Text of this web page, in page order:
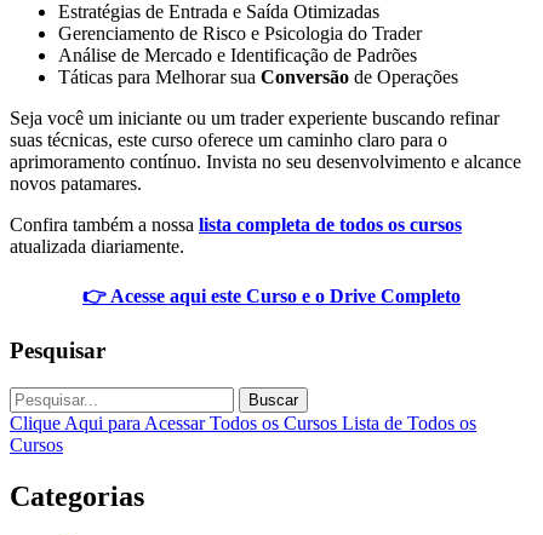
Estratégias de Entrada e Saída Otimizadas
Gerenciamento de Risco e Psicologia do Trader
Análise de Mercado e Identificação de Padrões
Táticas para Melhorar sua Conversão de Operações
Seja você um iniciante ou um trader experiente buscando refinar
suas técnicas, este curso oferece um caminho claro para o
aprimoramento contínuo. Invista no seu desenvolvimento e alcance
novos patamares.
Confira também a nossa lista completa de todos os cursos
atualizada diariamente.
👉 Acesse aqui este Curso e o Drive Completo
Pesquisar
Buscar
Clique Aqui para Acessar Todos os Cursos Lista de Todos os
Cursos
Categorias